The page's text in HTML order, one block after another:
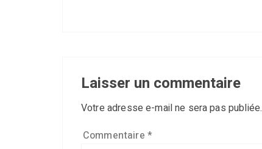
Laisser un commentaire
Votre adresse e-mail ne sera pas publiée.
Commentaire *